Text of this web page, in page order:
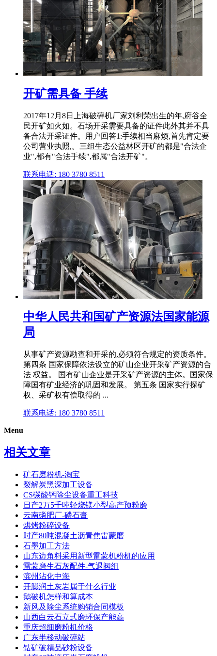
开矿需具备 手续
2017年12月8日上海破碎机厂家刘利荣出生的年,府谷全
民开矿如火如。石场开采需要具备的证件此外其并不具
备合法开采证件。用户回答1:手续相当麻烦,首先肯定要
公司营业执照,。三组生态公益林区开矿的都是"合法企
业",都有"合法手续",都属"合法开矿"。
联系电话: 180 3780 8511
中华人民共和国矿产资源法国家能源
局
从事矿产资源勘查和开采的,必须符合规定的资质条件。
第四条 国家保障依法设立的矿山企业开采矿产资源的合
法 权益。 国有矿山企业是开采矿产资源的主体。国家保
障国有矿业经济的巩固和发展。 第五条 国家实行探矿
权、采矿权有偿取得的 ...
联系电话: 180 3780 8511
Menu
相关文章
矿石磨粉机-淘宝
裂解炭黑深加工设备
CS碳酸钙除尘设备重工科技
日产2万5千吨轻烧镁小型高产预粉磨
云南磷肥厂-磷石膏
烘烤粉碎设备
时产80吨混凝土沥青焦雷蒙磨
石墨加工方法
山东边角料采用新型雷蒙机粉机的应用
雷蒙磨生石灰配件-气退阀组
滨州沾化中海
开膨润土灰岩属于什么行业
鹅破机怎样和算成本
新风及除尘系统购销合同模板
山西白云石立式磨环保产能高
重庆超细磨粉机价格
广东半移动破碎站
钴矿破精品砂粉设备